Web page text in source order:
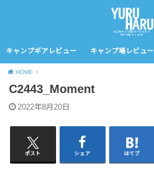
キャンプギアレビュー キャンプ場レビュー
HOME
C2443_Moment
2022年8月20日
ポスト シェア はてブ